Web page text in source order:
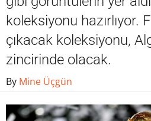
koleksiyonu hazırlıyor.
çıkacak koleksiyonu,
zincirinde olacak.
By Mine Üçgün